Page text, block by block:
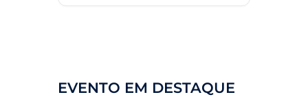
EVENTO EM DESTAQUE